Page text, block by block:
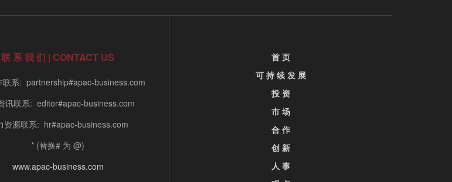
联 系 我 们 | CONTACT US
联系: partnership#apac-business.com
讯联系: editor#apac-business.com
资源联系: hr#apac-business.com
* (替换# 为 @)
www.apac-business.com
首 页
可 持 续 发 展
投 资
市 场
合 作
创 新
人 事